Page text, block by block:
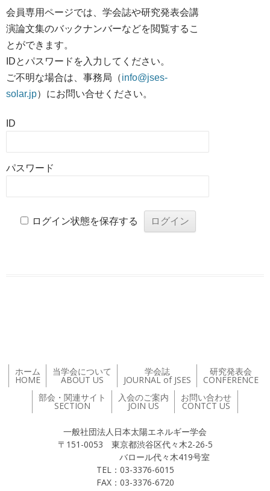
会員専用ページでは、学会誌や研究発表会講
演論文集のバックナンバーなどを閲覧するこ
とができます。
IDとパスワードを入力してください。
ご不明な場合は、事務局（info@jses-
solar.jp）にお問い合せください。
ID
パスワード
ログイン状態を保存する
ホーム
HOME
当学会について
ABOUT US
学会誌
JOURNAL of JSES
研究発表会
CONFERENCE
部会・関連サイト
SECTION
入会のご案内
JOIN US
お問い合わせ
CONTCT US
一般社団法人日本太陽エネルギー学会
〒151-0053 東京都渋谷区代々木2-26-5
バロール代々木419号室
TEL：03-3376-6015
FAX：03-3376-6720